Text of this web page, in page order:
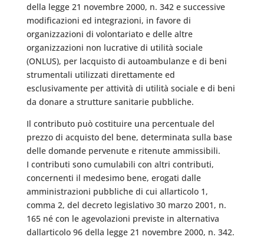
della legge 21 novembre 2000, n. 342 e successive
modificazioni ed integrazioni, in favore di
organizzazioni di volontariato e delle altre
organizzazioni non lucrative di utilità sociale
(ONLUS), per lacquisto di autoambulanze e di beni
strumentali utilizzati direttamente ed
esclusivamente per attività di utilità sociale e di beni
da donare a strutture sanitarie pubbliche.
Il contributo può costituire una percentuale del
prezzo di acquisto del bene, determinata sulla base
delle domande pervenute e ritenute ammissibili.
I contributi sono cumulabili con altri contributi,
concernenti il medesimo bene, erogati dalle
amministrazioni pubbliche di cui allarticolo 1,
comma 2, del decreto legislativo 30 marzo 2001, n.
165 né con le agevolazioni previste in alternativa
dallarticolo 96 della legge 21 novembre 2000, n. 342.